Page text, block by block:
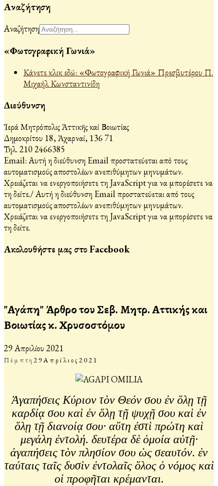
Αναζήτηση
Αναζήτηση
«Φωτογραφική Γωνιά»
Κάνετε κλικ εδώ: «Φωτογραφική Γωνιά» Πρεσβυτέρου Π.
Μιχαήλ Κωνσταντινίδη
Διεύθυνση
Ἱερά Μητρόπολις Ἀττικῆς καί Βοιωτίας
Δημοκρίτου 18, Ἀχαρναί, 136 71
Τηλ. 210 2466385
Email: Αυτή η διεύθυνση Email προστατεύεται από τους
αυτοματισμούς αποστολέων ανεπιθύμητων μηνυμάτων.
Χρειάζεται να ενεργοποιήσετε τη JavaScript για να μπορέσετε να
τη δείτε./Αυτή η διεύθυνση Email προστατεύεται από τους
αυτοματισμούς αποστολέων ανεπιθύμητων μηνυμάτων.
Χρειάζεται να ενεργοποιήσετε τη JavaScript για να μπορέσετε να
τη δείτε.
Ακολουθήστε μας στο Facebook
"Αγάπη" Άρθρο του Σεβ. Μητρ. Αττικής και
Βοιωτίας κ. Χρυσοστόμου
29 Απριλίου 2021
Πέμπτη29Απρίλιος2021
Ἀγαπήσεις Κύριον τὸν Θεόν σου ἐν ὅλῃ τῇ
καρδίᾳ σου καὶ ἐν ὅλῃ τῇ ψυχῇ σου καὶ ἐν
ὅλῃ τῇ διανοίᾳ σου· αὕτη ἐστὶ πρώτη καὶ
μεγάλη ἐντολή. δευτέρα δὲ ὁμοία αὐτῇ·
ἀγαπήσεις τὸν πλησίον σου ὡς σεαυτόν. ἐν
ταύταις ταῖς δυσὶν ἐντολαῖς ὅλος ὁ νόμος καὶ
οἱ προφῆται κρέμανται.